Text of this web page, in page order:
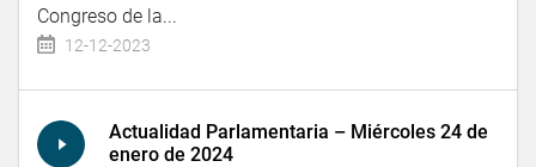
Congreso de la...
12-12-2023
Actualidad Parlamentaria – Miércoles 24 de
enero de 2024